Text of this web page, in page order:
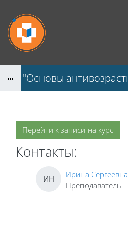
ПК "Основы
Перейти к записи на курс
Контакты:
ИН
Ирина
Преподаватель